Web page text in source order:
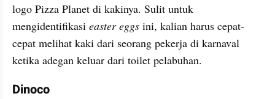
logo Pizza Planet di kakinya. Sulit untuk
mengidentifikasi easter eggs ini, kalian harus cepat-
cepat melihat kaki dari seorang pekerja di karnaval
ketika adegan keluar dari toilet pelabuhan.
Dinoco